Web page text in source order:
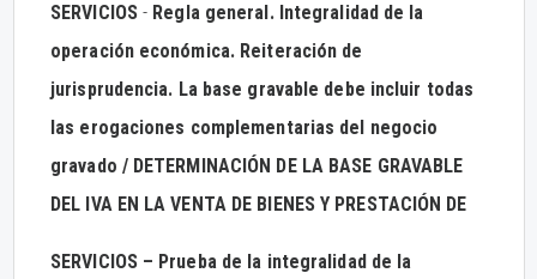
SERVICIOS - Regla general. Integralidad de la
operación económica. Reiteración de
jurisprudencia. La base gravable debe incluir todas
las erogaciones complementarias del negocio
gravado / DETERMINACIÓN DE LA BASE GRAVABLE
DEL IVA EN LA VENTA DE BIENES Y PRESTACIÓN DE
SERVICIOS – Prueba de la integralidad de la